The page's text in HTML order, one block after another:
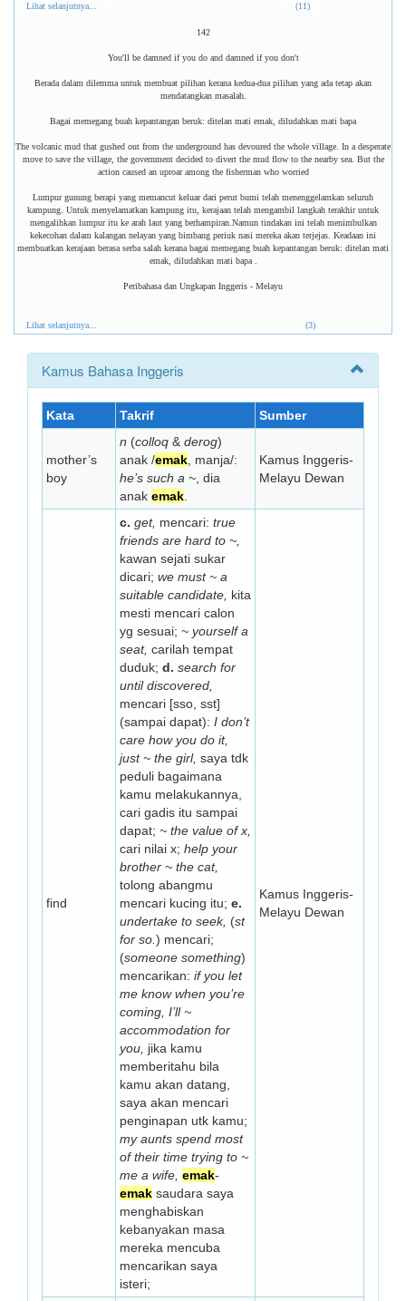
Lihat selanjutnya... (11)
142
You'll be damned if you do and damned if you don't
Berada dalam dilemma untuk membuat pilihan kerana kedua-dua pilihan yang ada tetap akan
mendatangkan masalah.
Bagai memegang buah kepantangan beruk: ditelan mati emak, diludahkan mati bapa
The volcanic mud that gushed out from the underground has devoured the whole village. In a desperate
move to save the village, the government decided to divert the mud flow to the nearby sea. But the
action caused an uproar among the fisherman who worried
Lumpur gunung berapi yang memancut keluar dari perut bumi telah menenggelamkan seluruh
kampung. Untuk menyelamatkan kampung itu, kerajaan telah mengambil langkah terakhir untuk
mengalihkan lumpur itu ke arah laut yang berhampiran.Namun tindakan ini telah menimbulkan
kekecohan dalam kalangan nelayan yang bimbang periuk nasi mereka akan terjejas. Keadaan ini
membuatkan kerajaan berasa serba salah kerana bagai memegang buah kepantangan beruk: ditelan mati
emak, diludahkan mati bapa .
Peribahasa dan Ungkapan Inggeris - Melayu
Lihat selanjutnya... (3)
Kamus Bahasa Inggeris
Kata Takrif Sumber
mother’s
boy
n (colloq & derog)
anak /emak , manja/:
he’s such a ~ , dia
anak emak
Kamus Inggeris-
Melayu Dewan
find
c. get, mencari: true
friends are hard to ~,
kawan sejati sukar
dicari; we must ~ a
suitable candidate, kita
mesti mencari calon
yg sesuai; ~ yourself a
seat, carilah tempat
duduk; d. search for
until discovered,
mencari [sso, sst]
(sampai dapat): I don’t
care how you do it,
just ~ the girl, saya tdk
peduli bagaimana
kamu melakukannya,
cari gadis itu sampai
dapat; ~ the value of x,
cari nilai x; help your
brother ~ the cat,
tolong abangmu
mencari kucing itu; e.
undertake to seek, (st
for so. ) mencari;
(someone something)
mencarikan: if you let
me know when you’re
coming, I’ll ~
accommodation for
you, jika kamu
memberitahu bila
kamu akan datang,
saya akan mencari
penginapan utk kamu;
my aunts spend most
of their time trying to ~
me a wife, emak-
emak saudara saya
menghabiskan
kebanyakan masa
mereka mencuba
mencarikan saya
isteri;
Kamus Inggeris-
Melayu Dewan